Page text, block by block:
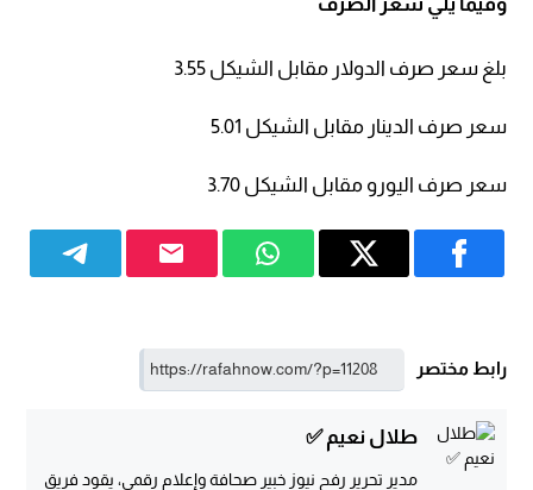
بلغ سعر صرف الدولار مقابل الشيكل 3.55
سعر صرف الدينار مقابل الشيكل 5.01
سعر صرف اليورو مقابل الشيكل 3.70
رابط مختصر
طلال نعيم ✅
مدير تحرير رفح نيوز خبير صحافة وإعلام رقمي، يقود فريق